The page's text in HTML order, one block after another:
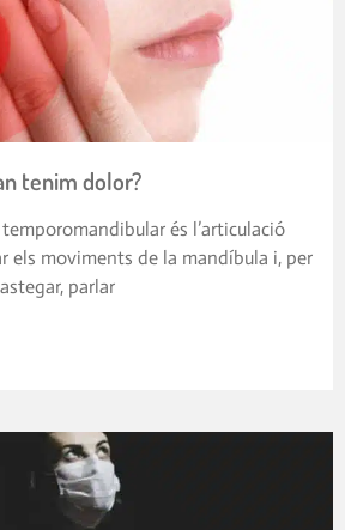
tenim dolor?
temporomandibular és l’articulació
els moviments de la mandíbula i, per
parlar